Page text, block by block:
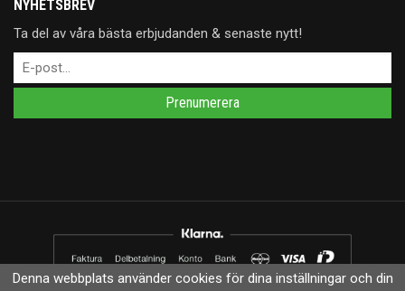
NYHETSBREV
Ta del av våra bästa erbjudanden & senaste nytt!
Prenumerera
Denna webbplats använder cookies för dina inställningar och din